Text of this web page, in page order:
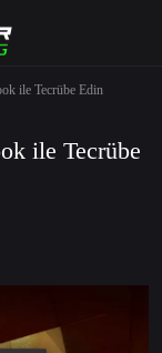
ile Tecrübe Edin
ile Tecrübe